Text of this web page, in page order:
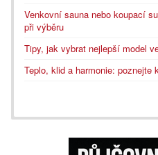
Venkovní sauna nebo koupací
při výběru
Tipy, jak vybrat nejlepší model
Teplo, klid a harmonie: poznejte